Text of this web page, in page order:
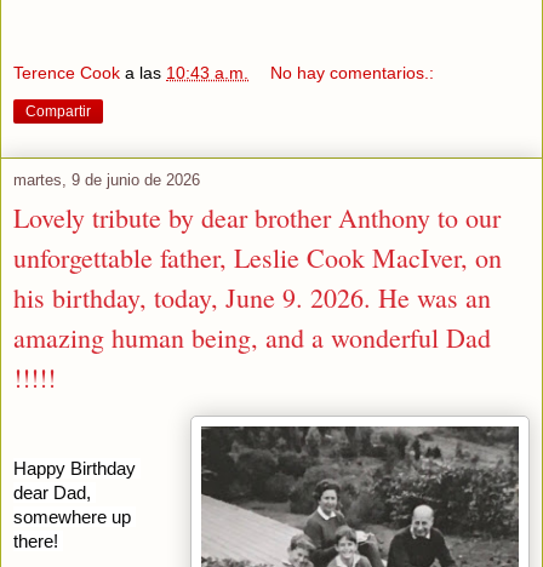
Terence Cook a las 10:43 a.m. No hay comentarios.:
Compartir
martes, 9 de junio de 2026
Lovely tribute by dear brother Anthony to our
unforgettable father, Leslie Cook MacIver, on
his birthday, today, June 9. 2026. He was an
amazing human being, and a wonderful Dad
!!!!!
Happy Birthday
dear Dad,
somewhere up
there!